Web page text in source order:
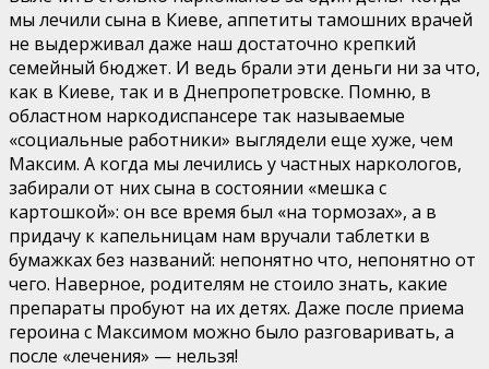
мы лечили сына в Киеве, аппетиты тамошних врачей
не выдерживал даже наш достаточно крепкий
семейный бюджет. И ведь брали эти деньги ни за что,
как в Киеве, так и в Днепропетровске. Помню, в
областном наркодиспансере так называемые
«социальные работники» выглядели еще хуже, чем
Максим. А когда мы лечились у частных наркологов,
забирали от них сына в состоянии «мешка с
картошкой»: он все время был «на тормозах», а в
придачу к капельницам нам вручали таблетки в
бумажках без названий: непонятно что, непонятно от
чего. Наверное, родителям не стоило знать, какие
препараты пробуют на их детях. Даже после приема
героина с Максимом можно было разговаривать, а
после «лечения» — нельзя!